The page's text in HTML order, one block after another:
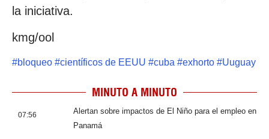
la iniciativa.
kmg/ool
#bloqueo #científicos de EEUU #cuba #exhorto #Uuguay
MINUTO A MINUTO
07:56
Alertan sobre impactos de El Niño para el empleo en
Panamá